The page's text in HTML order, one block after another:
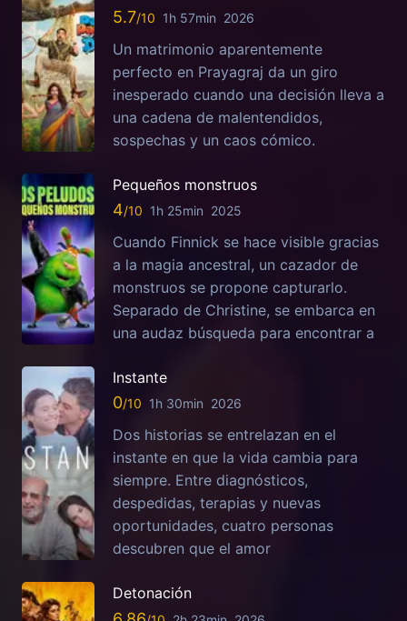
5.7 1h 57min 2026
Un matrimonio aparentemente
perfecto en Prayagraj da un giro
inesperado cuando una decisión lleva a
una cadena de malentendidos,
sospechas y un caos cómico.
Pequeños monstruos
4 1h 25min 2025
Cuando Finnick se hace visible gracias
a la magia ancestral, un cazador de
monstruos se propone capturarlo.
Separado de Christine, se embarca en
una audaz búsqueda para encontrar a
Instante
0 1h 30min 2026
Dos historias se entrelazan en el
instante en que la vida cambia para
siempre. Entre diagnósticos,
despedidas, terapias y nuevas
oportunidades, cuatro personas
descubren que el amor
Detonación